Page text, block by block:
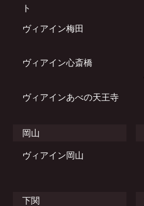
ト
ヴィアイン梅田
ヴィアイン心斎橋
ヴィアインあべの天王寺
岡山
ヴィアイン岡山
下関